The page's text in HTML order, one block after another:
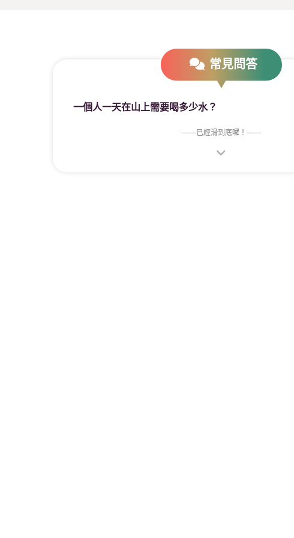
常見問答
一個人一天在山上需要喝多少水？
——已經滑到底囉！ ——